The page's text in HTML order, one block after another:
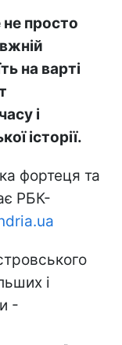
просто
на варті
і
історії.
фортеця та
РБК-
і
-